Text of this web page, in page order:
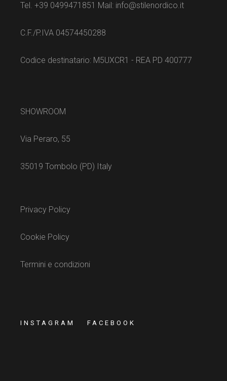
Tel. +39 0499471851 Mail: info@stilenordico.it
C.F./P.IVA 04574450288
Codice destinatario: M5UXCR1 - REA PD 400777
SHOWROOM
Via Peraro, 55
35019 Tombolo (PD) Italy
Privacy Policy
Cookie Policy
Termini e condizioni
INSTAGRAM FACEBOOK